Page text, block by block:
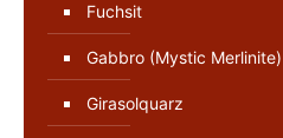
Fuchsit
Gabbro (Mystic Merlinite)
Girasolquarz